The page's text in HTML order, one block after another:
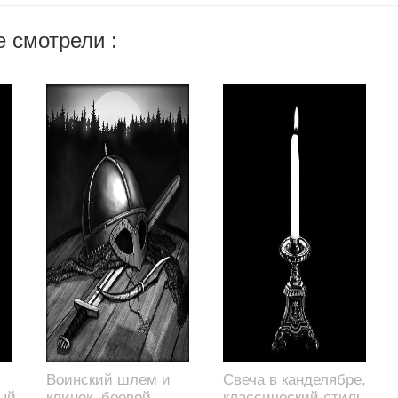
смотрели :
Воинский шлем и
Свеча в канделябре,